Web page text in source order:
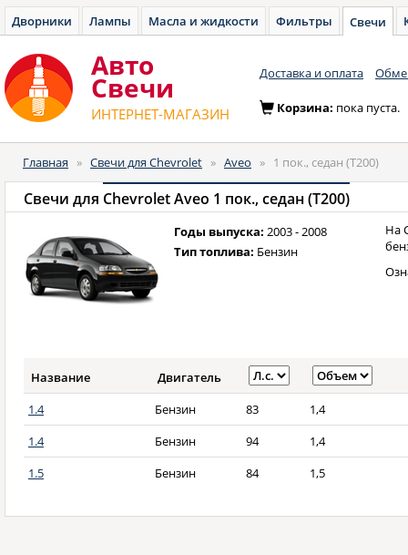
Дворники Лампы Масла и жидкости Фильтры Свечи
Авто
Cвечи
ИНТЕРНЕТ-МАГАЗИН
Доставка и оплата
Корзина: пока пуста.
Главная » Свечи для Chevrolet » Aveo » 1 пок., седан (T200)
Свечи для Chevrolet Aveo 1 пок., седан (T200)
Годы выпуска: 2003 - 2008
Тип топлива: Бензин
На
Название
Двигатель
1.4
Бензин 83
1,4
1.4
Бензин 94
1,4
1.5
Бензин 84 1,5